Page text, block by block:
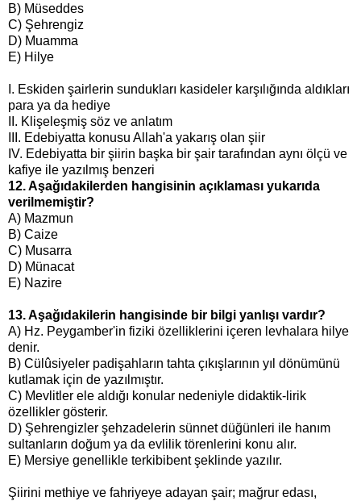
B) Müseddes
C) Şehrengiz
D) Muamma
E) Hilye
I. Eskiden şairlerin sundukları kasideler karşılığında aldıkları
para ya da hediye
II. Klişeleşmiş söz ve anlatım
III. Edebiyatta konusu Allah'a yakarış olan şiir
IV. Edebiyatta bir şiirin başka bir şair tarafından aynı ölçü ve
kafiye ile yazılmış benzeri
12. Aşağıdakilerden hangisinin açıklaması yukarıda
verilmemiştir?
A) Mazmun
B) Caize
C) Musarra
D) Münacat
E) Nazire
13. Aşağıdakilerin hangisinde bir bilgi yanlışı vardır?
A) Hz. Peygamber'in fiziki özelliklerini içeren levhalara hilye
denir.
B) Cülûsiyeler padişahların tahta çıkışlarının yıl dönümünü
kutlamak için de yazılmıştır.
C) Mevlitler ele aldığı konular nedeniyle didaktik-lirik
özellikler gösterir.
D) Şehrengizler şehzadelerin sünnet düğünleri ile hanım
sultanların doğum ya da evlilik törenlerini konu alır.
E) Mersiye genellikle terkibibent şeklinde yazılır.
Şiirini methiye ve fahriyeye adayan şair; mağrur edası,